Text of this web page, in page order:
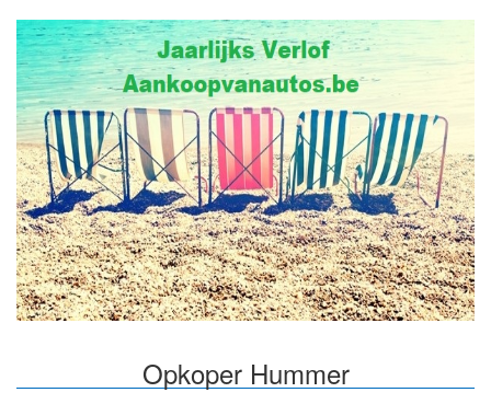
Opkoper Hummer